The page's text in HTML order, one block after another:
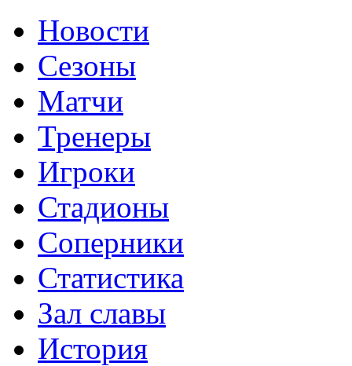
Новости
Сезоны
Матчи
Тренеры
Игроки
Стадионы
Соперники
Статистика
Зал славы
История